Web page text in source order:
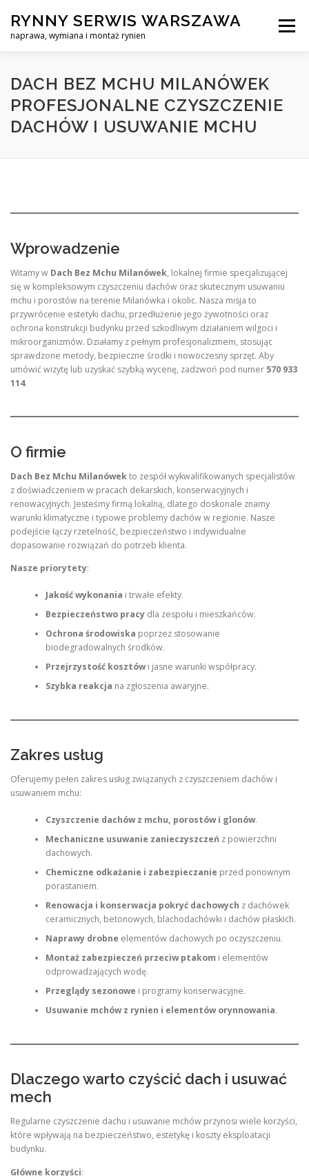
content
RYNNY SERWIS WARSZAWA
naprawa, wymiana i montaż rynien
Menu
CZYSZCZENIE PROFESJONALNA NAPRAWA, WYMIANA I
CENNIK SERWIS RYNNY WARSZAWA KONTAKT
DACH BEZ MCHU MILANÓWEK
PROFESJONALNE CZYSZCZENIE
DACHÓW I USUWANIE MCHU
Wprowadzenie
Witamy w Dach Bez Mchu Milanówek, lokalnej firmie specjalizującej
się w kompleksowym czyszczeniu dachów oraz skutecznym usuwaniu
mchu i porostów na terenie Milanówka i okolic. Nasza misja to
przywrócenie estetyki dachu, przedłużenie jego żywotności oraz
ochrona konstrukcji budynku przed szkodliwym działaniem wilgoci i
mikroorganizmów. Działamy z pełnym profesjonalizmem, stosując
sprawdzone metody, bezpieczne środki i nowoczesny sprzęt. Aby
umówić wizytę lub uzyskać szybką wycenę, zadzwoń pod numer 570 933
114.
O firmie
Dach Bez Mchu Milanówekto zespół wykwalifikowanych specjalistów
z doświadczeniem w pracach dekarskich, konserwacyjnych i
renowacyjnych. Jesteśmy firmą lokalną, dlatego doskonale znamy
warunki klimatyczne i typowe problemy dachów w regionie. Nasze
podejście łączy rzetelność, bezpieczeństwo i indywidualne
dopasowanie rozwiązań do potrzeb klienta.
Nasze priorytety:
Jakość wykonania i trwałe efekty.
Bezpieczeństwo pracydla zespołu i mieszkańców.
Ochrona środowiska poprzez stosowanie
biodegradowalnych środków.
Przejrzystość kosztówi jasne warunki współpracy.
Szybka reakcja na zgłoszenia awaryjne.
Zakres usług
Oferujemy pełen zakres usług związanych z czyszczeniem dachów i
usuwaniem mchu:
Czyszczenie dachów z mchu, porostów i glonów.
Mechaniczne usuwanie zanieczyszczeń z powierzchni
dachowych.
Chemiczne odkażanie i zabezpieczanie przed ponownym
porastaniem.
Renowacja i konserwacja pokryć dachowych z dachówek
ceramicznych, betonowych, blachodachówki i dachów płaskich.
Naprawy drobne elementów dachowych po oczyszczeniu.
Montaż zabezpieczeń przeciw ptakom i elementów
odprowadzających wodę.
Przeglądy sezonowe i programy konserwacyjne.
Usuwanie mchów z rynien i elementów orynnowania.
Dlaczego warto czyścić dach i usuwać
mech
Regularne czyszczenie dachu i usuwanie mchów przynosi wiele korzyści,
które wpływają na bezpieczeństwo, estetykę i koszty eksploatacji
budynku.
Główne korzyści: